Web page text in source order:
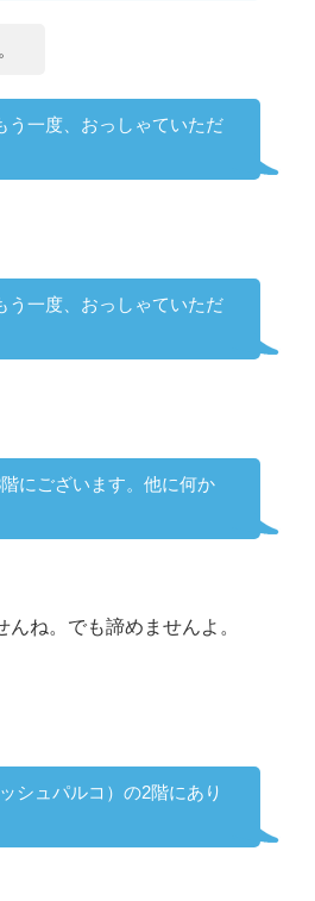
う一度、おっしゃていただ
う一度、おっしゃていただ
にございます。他に何か
ね。でも諦めませんよ。
シュパルコ）の2階にあり